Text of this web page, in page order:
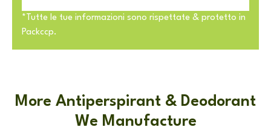
*Tutte le tue informazioni sono rispettate & protetto in
Packccp.
More Antiperspirant & Deodorant
We Manufacture